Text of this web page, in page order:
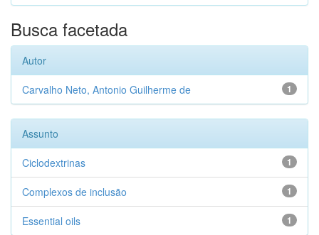
Busca facetada
Autor
1
Carvalho Neto, Antonio Guilherme de
Assunto
1
Ciclodextrinas
1
Complexos de inclusão
1
Essential oils